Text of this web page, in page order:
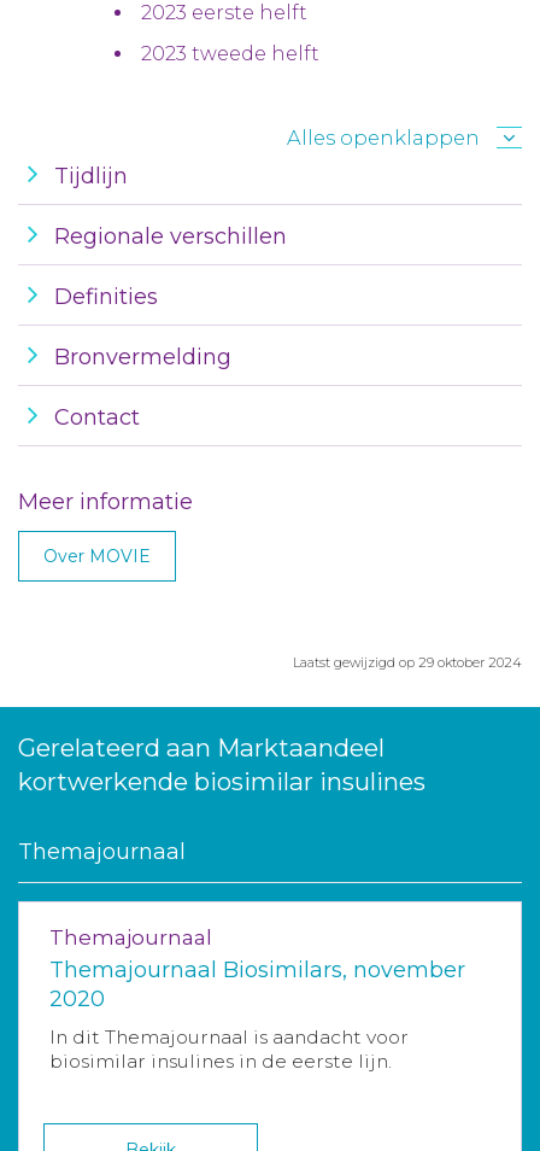
2023 eerste helft
2023 tweede helft
Alles openklappen
Tijdlijn
Regionale verschillen
Definities
Bronvermelding
Contact
Meer informatie
Over MOVIE
Laatst gewijzigd op 29 oktober 2024
Gerelateerd aan Marktaandeel
kortwerkende biosimilar insulines
Themajournaal
Themajournaal
Themajournaal Biosimilars, november
2020
In dit Themajournaal is aandacht voor
biosimilar insulines in de eerste lijn.